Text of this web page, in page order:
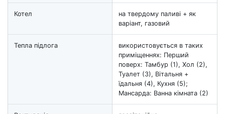
Котел
на твердому паливі + як
варіант, газовий
Тепла підлога
використовується в таких
приміщеннях: Перший
поверх: Тамбур (1), Хол (2),
Туалет (3), Вітальня +
їдальня (4), Кухня (5);
Мансарда: Ванна кімната (2)